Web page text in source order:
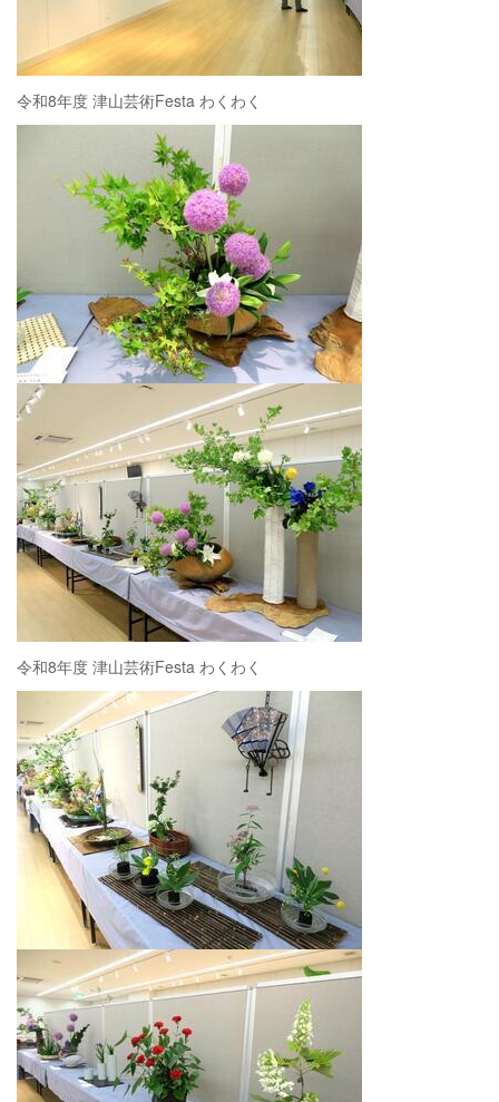
令和8年度 津山芸術Festa わくわく
令和8年度 津山芸術Festa わくわく